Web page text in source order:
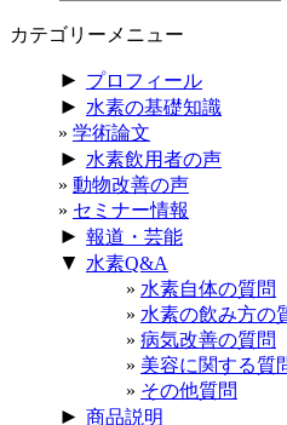
カテゴリーメニュー
► プロフィール
► 水素の基礎知識
学術論文
► 水素飲用者の声
動物改善の声
セミナー情報
► 報道・芸能
▼ 水素Q&A
水素自体の質問
水素の飲み方の
病気改善の質問
美容に関する質
その他質問
► 商品説明